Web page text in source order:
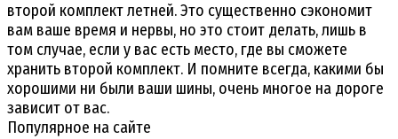
второй комплект летней. Это существенно сэкономит
вам ваше время и нервы, но это стоит делать, лишь в
том случае, если у вас есть место, где вы сможете
хранить второй комплект. И помните всегда, какими бы
хорошими ни были ваши шины, очень многое на дороге
зависит от вас.
Популярное на сайте